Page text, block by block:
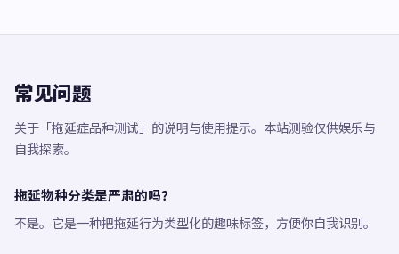
常见问题
关于「拖延症品种测试」的说明与使用提示。本站测验仅供娱乐与
自我探索。
拖延物种分类是严肃的吗？
不是。它是一种把拖延行为类型化的趣味标签，方便你自我识别。